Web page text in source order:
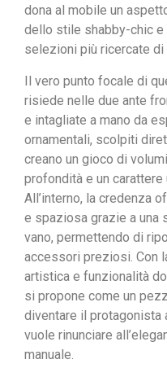
dona al mobile un
dello stile shabby-chic
selezioni più ricercate di
Il vero punto focale di
risiede nelle due ante
e intagliate a mano da
ornamentali, scolpiti
creano un gioco di
profondità e un
All’interno, la credenza
e spaziosa grazie a una
vano, permettendo di
accessori preziosi. Con
artistica e funzionalità
si propone come un
diventare il protagonista
vuole rinunciare
manuale.